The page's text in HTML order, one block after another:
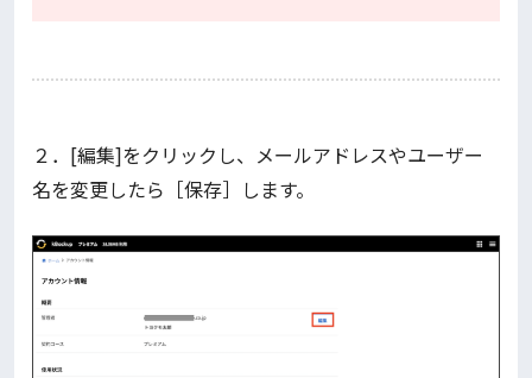
２．[編集]をクリックし、メールアドレスやユーザー
名を変更したら［保存］します。